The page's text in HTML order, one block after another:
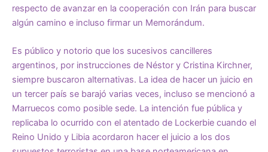
respecto de avanzar en la cooperación con Irán para buscar
algún camino e incluso firmar un Memorándum.
Es público y notorio que los sucesivos cancilleres
argentinos, por instrucciones de Néstor y Cristina Kirchner,
siempre buscaron alternativas. La idea de hacer un juicio en
un tercer país se barajó varias veces, incluso se mencionó a
Marruecos como posible sede. La intención fue pública y
replicaba lo ocurrido con el atentado de Lockerbie cuando el
Reino Unido y Libia acordaron hacer el juicio a los dos